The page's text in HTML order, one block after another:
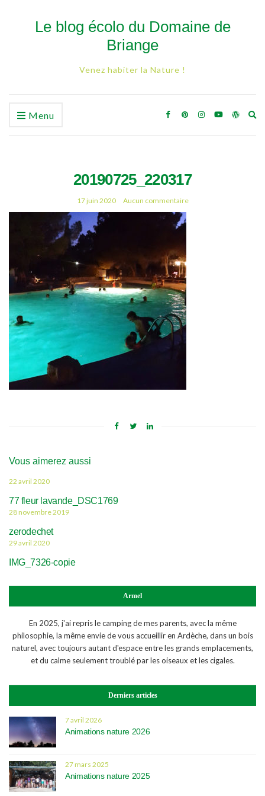
Le blog écolo du Domaine de
Briange
Venez habiter la Nature !
Menu
20190725_220317
17 juin 2020 Aucun commentaire
Vous aimerez aussi
22 avril 2020
77 fleur lavande_DSC1769
28 novembre 2019
zerodechet
29 avril 2020
IMG_7326-copie
Armel
En 2025, j'ai repris le camping de mes parents, avec la même
philosophie, la même envie de vous accueillir en Ardèche, dans un bois
naturel, avec toujours autant d'espace entre les grands emplacements,
et du calme seulement troublé par les oiseaux et les cigales.
Derniers articles
7 avril 2026
Animations nature 2026
27 mars 2025
Animations nature 2025